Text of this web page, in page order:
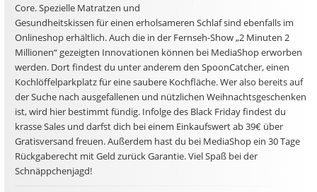
Core. Spezielle Matratzen und
Gesundheitskissen für einen erholsameren Schlaf sind ebenfalls im
Onlineshop erhältlich. Auch die in der Fernseh-Show „2 Minuten 2
Millionen“ gezeigten Innovationen können bei MediaShop erworben
werden. Dort findest du unter anderem den SpoonCatcher, einen
Kochlöffelparkplatz für eine saubere Kochfläche. Wer also bereits auf
der Suche nach ausgefallenen und nützlichen Weihnachtsgeschenken
ist, wird hier bestimmt fündig. Infolge des Black Friday findest du
krasse Sales und darfst dich bei einem Einkaufswert ab 39€ über
Gratisversand freuen. Außerdem hast du bei MediaShop ein 30 Tage
Rückgaberecht mit Geld zurück Garantie. Viel Spaß bei der
Schnäppchenjagd!